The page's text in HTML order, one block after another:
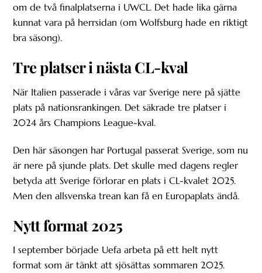
om de två finalplatserna i UWCL. Det hade lika gärna
kunnat vara på herrsidan (om Wolfsburg hade en riktigt
bra säsong).
Tre platser i nästa CL-kval
När Italien passerade i våras var Sverige nere på sjätte
plats på nationsrankingen. Det säkrade tre platser i
2024 års Champions League-kval.
Den här säsongen har Portugal passerat Sverige, som nu
är nere på sjunde plats. Det skulle med dagens regler
betyda att Sverige förlorar en plats i CL-kvalet 2025.
Men den allsvenska trean kan få en Europaplats ändå.
Nytt format 2025
I september började Uefa arbeta på ett helt nytt
format som är tänkt att sjösättas sommaren 2025.